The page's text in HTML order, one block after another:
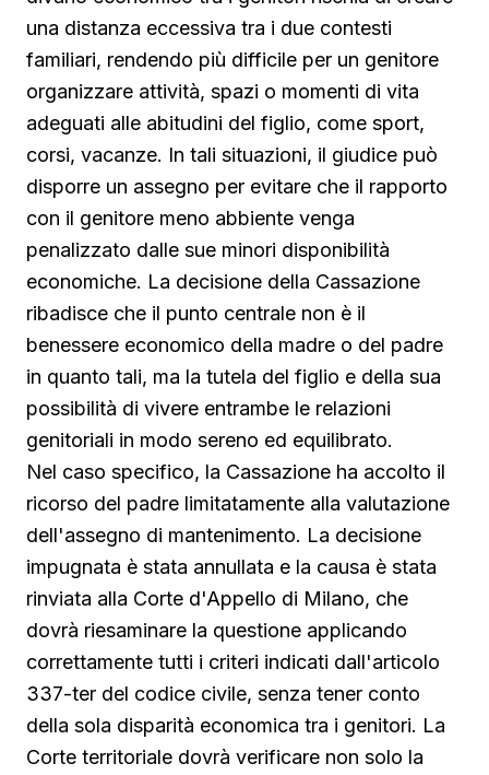
una distanza eccessiva tra i due contesti
familiari, rendendo più difficile per un genitore
organizzare attività, spazi o momenti di vita
adeguati alle abitudini del figlio, come sport,
corsi, vacanze. In tali situazioni, il giudice può
disporre un assegno per evitare che il rapporto
con il genitore meno abbiente venga
penalizzato dalle sue minori disponibilità
economiche. La decisione della Cassazione
ribadisce che il punto centrale non è il
benessere economico della madre o del padre
in quanto tali, ma la tutela del figlio e della sua
possibilità di vivere entrambe le relazioni
genitoriali in modo sereno ed equilibrato.
Nel caso specifico, la Cassazione ha accolto il
ricorso del padre limitatamente alla valutazione
dell'assegno di mantenimento. La decisione
impugnata è stata annullata e la causa è stata
rinviata alla Corte d'Appello di Milano, che
dovrà riesaminare la questione applicando
correttamente tutti i criteri indicati dall'articolo
337-ter del codice civile, senza tener conto
della sola disparità economica tra i genitori. La
Corte territoriale dovrà verificare non solo la